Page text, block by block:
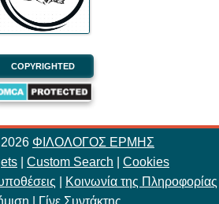
COPYRIGHTED
2026 ΦΙΛΟΛΟΓΟΣ ΕΡΜΗΣ
Custom Search
Cookies
Κοινωνία της Πληροφορίας
Γίνε Συντάκτης